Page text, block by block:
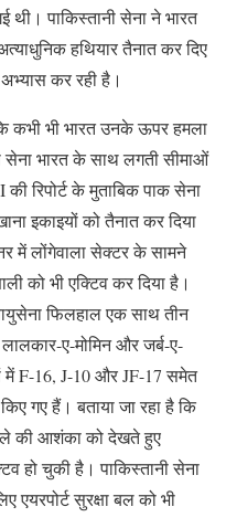
थी। पाकिस्तानी सेना ने भारत
हथियार तैनात कर दिए
कर रही है।
कभी भी भारत उनके ऊपर हमला
भारत के साथ लगती सीमाओं
रिपोर्ट के मुताबिक पाक सेना
इकाइयों को तैनात कर दिया
में लोंगेवाला सेक्टर के सामने
को भी एक्टिव कर दिया है।
फिलहाल एक साथ तीन
ए-मोमिन और जर्ब-ए-
में F-16, J-10 और JF-17 समेत
गए हैं। बताया जा रहा है कि
की आशंका को देखते हुए
हो चुकी है। पाकिस्तानी सेना
एयरपोर्ट सुरक्षा बल को भी